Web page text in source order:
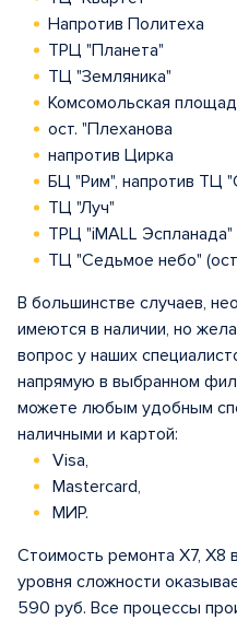
Напротив Политеха
ТРЦ "Планета"
ТЦ "Земляника"
Комсомольская
ост. "Плеханова
напротив Цирка
БЦ "Рим", напротив ТЦ
ТЦ "Луч"
ТРЦ "iMALL Эспланада"
ТЦ "Седьмое небо"
В большинстве случаев,
имеются в наличии, но
вопрос у наших
напрямую в выбранном
можете любым удобным
наличными и картой:
Visa,
Mastercard,
МИР.
Стоимость ремонта X7, X8
уровня сложности
590 руб. Все процессы